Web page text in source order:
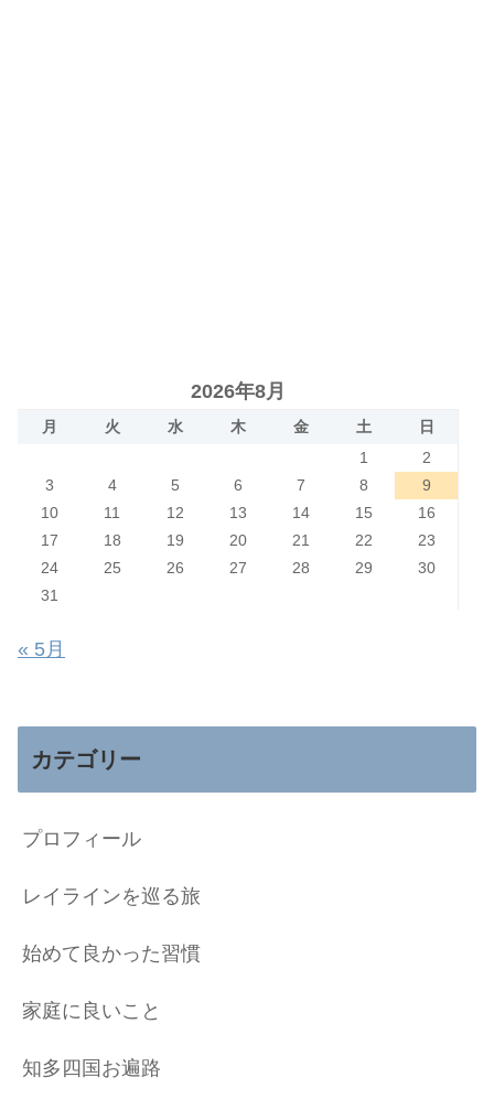
2026年8月
月 火 水 木 金 土
日
1
2
3
4 5 6 7 8
9
10
11 12 13 14 15
16
17
18 19 20 21 22
23
24
25 26 27 28 29
30
31
« 5月
カテゴリー
プロフィール
レイラインを巡る旅
始めて良かった習慣
家庭に良いこと
知多四国お遍路